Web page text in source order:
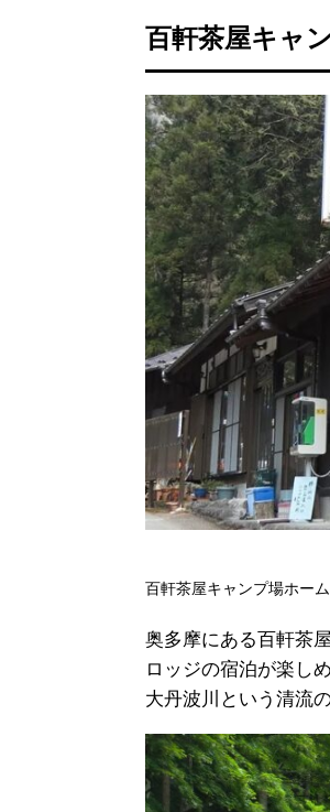
百軒茶屋キャ
百軒茶屋キャンプ場ホー
奥多摩にある百軒茶
ロッジの宿泊が楽し
大丹波川という清流